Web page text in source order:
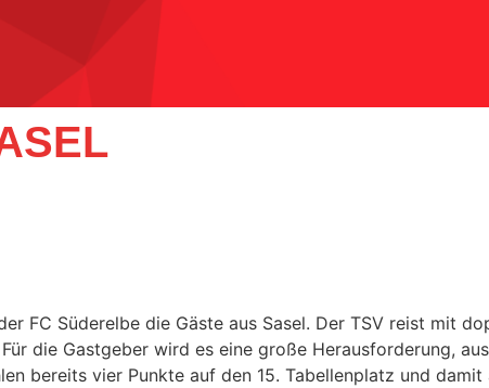
FC Süderelbe die Gäste aus Sasel. Der TSV reist mit
die Gastgeber wird es eine große Herausforderung,
bereits vier Punkte auf den 15. Tabellenplatz und